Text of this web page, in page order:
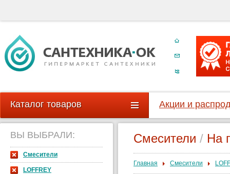
Каталог товаров Акции и
ВЫ ВЫБРАЛИ:
Смесители
LOFFREY
Смесители / На
Главная Смесители